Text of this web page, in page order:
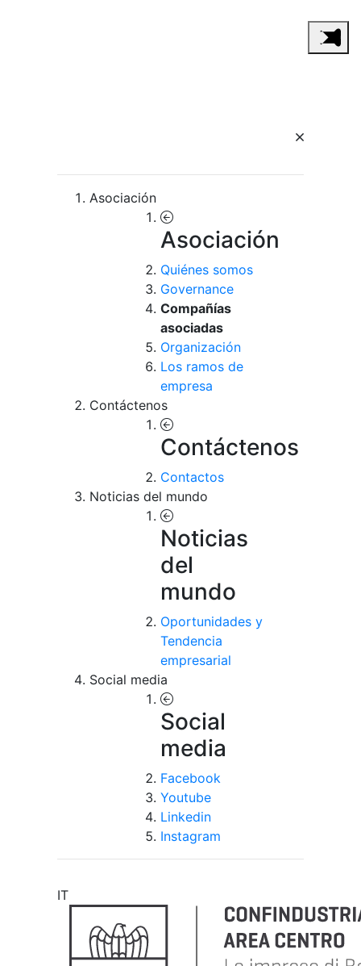
Asociación
Asociación
Quiénes somos
Governance
Compañías
asociadas
Organización
Los ramos de
empresa
Contáctenos
Contáctenos
Contactos
Noticias del mundo
Noticias
del
mundo
Oportunidades y
Tendencia
empresarial
Social media
Social
media
Facebook
Youtube
Linkedin
Instagram
IT